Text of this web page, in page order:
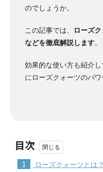
のでしょうか。
この記事では、
ローズ
などを徹底解説します。
効果的な使い方も紹介
にローズクォーツのパワ
目次
1 ローズクォーツとは